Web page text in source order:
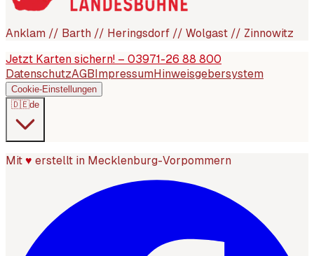
Anklam // Barth // Heringsdorf // Wolgast // Zinnowitz
Jetzt Karten sichern! – 03971-26 88 800
DatenschutzAGB ImpressumHinweisgebersystem
Cookie-Einstellungen
🇩🇪de
Mit ♥ erstellt in Mecklenburg-Vorpommern